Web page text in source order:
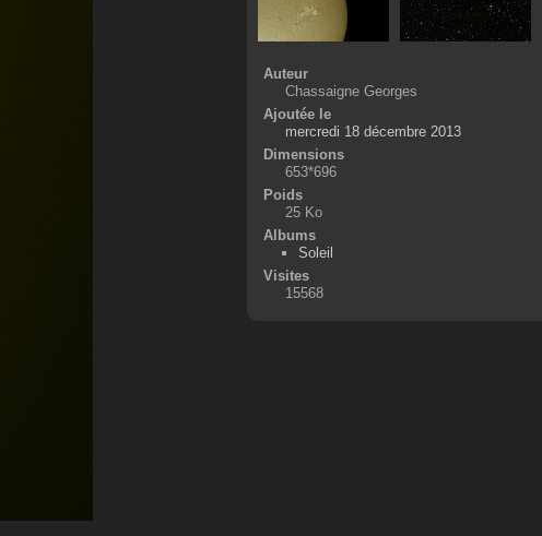
Auteur
Chassaigne Georges
Ajoutée le
mercredi 18 décembre 2013
Dimensions
653*696
Poids
25 Ko
Albums
Soleil
Visites
15568